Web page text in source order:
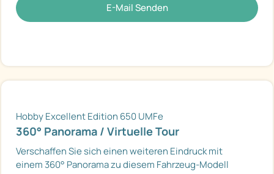
E-Mail Senden
Hobby Excellent Edition 650 UMFe
360° Panorama / Virtuelle Tour
Verschaffen Sie sich einen weiteren Eindruck mit
einem 360° Panorama zu diesem Fahrzeug-Modell